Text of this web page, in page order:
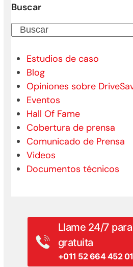
Buscar
Buscar
Estudios de caso
Blog
Opiniones sobre
Eventos
Hall Of Fame
Cobertura de prensa
Comunicado de Prensa
Videos
Documentos técnicos
Llame 24/7
gratuita
+011 52 664 452